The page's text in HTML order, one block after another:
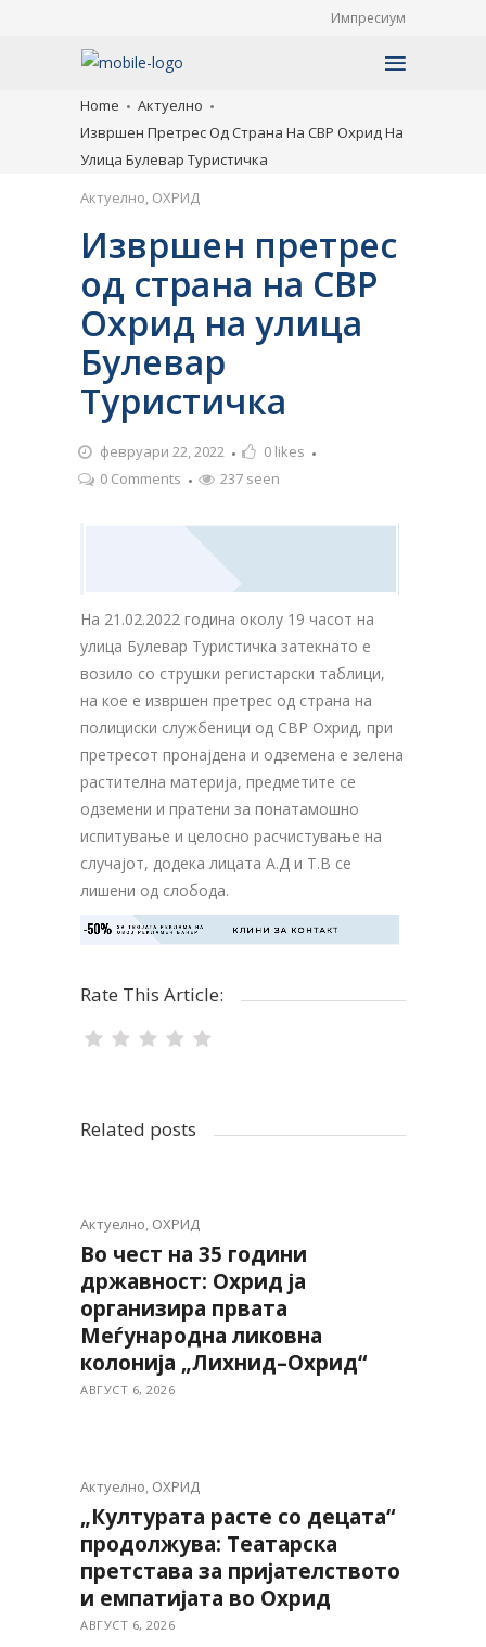
Импресиум
Home
Актуелно
Извршен Претрес Од Страна На СВР Охрид На
Улица Булевар Туристичка
Актуелно, ОХРИД
Извршен претрес
од страна на СВР
Охрид на улица
Булевар
Туристичка
февруари 22, 2022 0 likes
0 Comments
237 seen
На 21.02.2022 година околу 19 часот на
улица Булевар Туристичка затекнато е
возило со струшки регистарски таблици,
на кое е извршен претрес од страна на
полициски службеници од СВР Охрид, при
претресот пронајдена и одземена е зелена
растителна материја, предметите се
одземени и пратени за понатамошно
испитување и целосно расчистување на
случајот, додека лицата А.Д и Т.В се
лишени од слобода.
-50% ЗА ТВОЈАТА РЕКЛАМА НА
ОВОЈ РЕКЛАМЕН БАНЕР КЛИНИ ЗА КОНТАКТ
Rate This Article:
Related posts
Актуелно ОХРИД
Во чест на 35 години
државност: Охрид ја
организира првата
Меѓународна ликовна
колонија „Лихнид–Охрид“
АВГУСТ 6, 2026
Актуелно ОХРИД
„Културата расте со децата“
продолжува: Театарска
претстава за пријателството
и емпатијата во Охрид
АВГУСТ 6, 2026